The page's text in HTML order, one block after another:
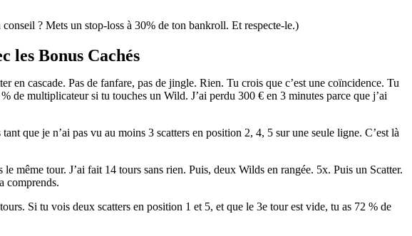
? Mets un stop-loss à 30% de ton bankroll. Et respecte-le.)
les Bonus Cachés
en cascade. Pas de fanfare, pas de jingle. Rien. Tu crois que c’est une coïncidence. Tu
de multiplicateur si tu touches un Wild. J’ai perdu 300 € en 3 minutes parce que j’ai
que je n’ai pas vu au moins 3 scatters en position 2, 4, 5 sur une seule ligne. C’est là
même tour. J’ai fait 14 tours sans rien. Puis, deux Wilds en rangée. 5x. Puis un Scatter.
comprends.
Si tu vois deux scatters en position 1 et 5, et que le 3e tour est vide, tu as 72 % de